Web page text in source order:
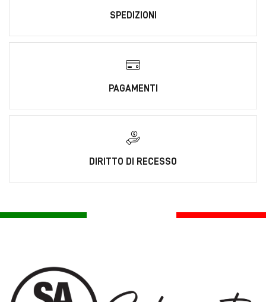
SPEDIZIONI
PAGAMENTI
DIRITTO DI RECESSO